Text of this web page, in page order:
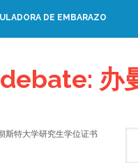
DE EMBARAZO
办
斯特大学研究生学位证书